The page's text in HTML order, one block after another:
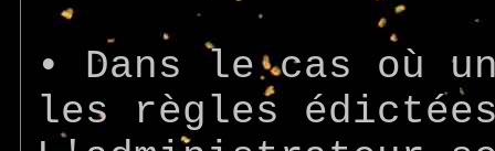
• Dans le cas où
les règles